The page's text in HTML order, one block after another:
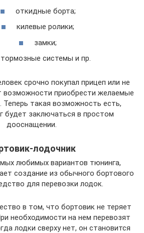
откидные борта;
килевые ролики;
замки;
тормозные системы и пр.
срочно покупал прицеп или не
возможности приобрести желаемые
такая возможность есть,
будет заключаться в простом
дооснащении.
лодочник
любимых вариантов тюнинга,
создание из обычного бортового
для перевозки лодок.
в том, что бортовик не теряет
необходимости на нем перевозят
лодки сверху нет, он становится